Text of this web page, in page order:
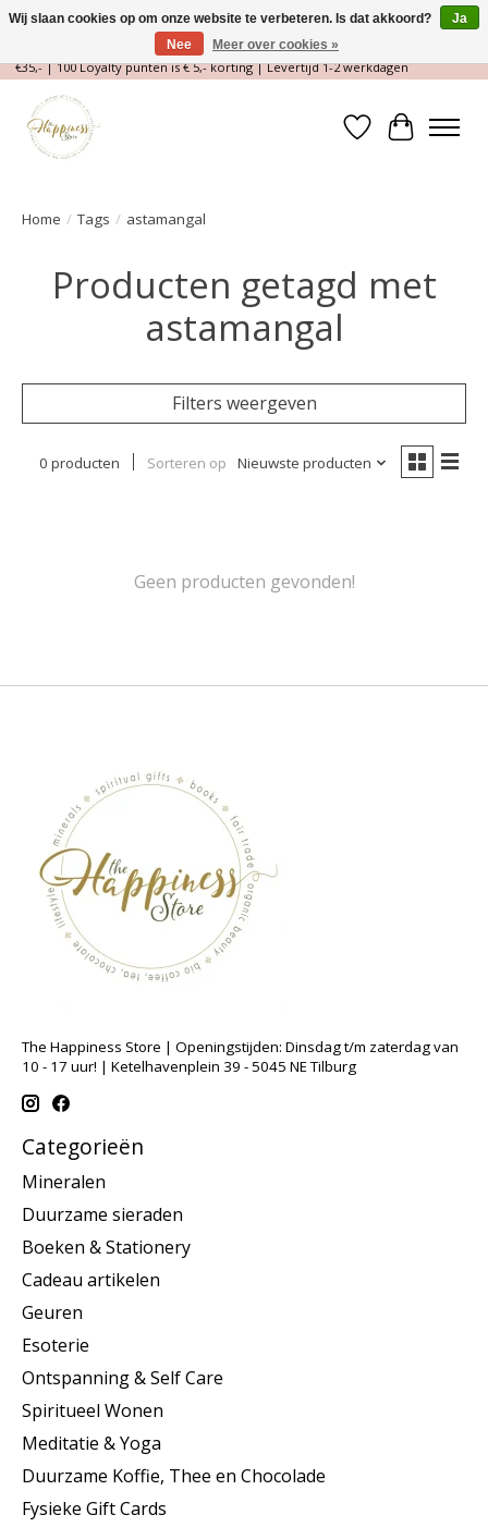
Magische Conceptstore, Edelstenen & Spirituele winkel | Gratis verzending >
€35,- | 100 Loyalty punten is € 5,- korting | Levertijd 1-2 werkdagen
Verlanglijst
Home / Tags / astamangal
Producten getagd met
astamangal
Filters weergeven
0 producten Sorteren op Nieuwste producten
Geen producten gevonden!
The Happiness Store | Openingstijden: Dinsdag t/m zaterdag van
10 - 17 uur! | Ketelhavenplein 39 - 5045 NE Tilburg
Categorieën
Mineralen
Duurzame sieraden
Boeken & Stationery
Cadeau artikelen
Geuren
Esoterie
Ontspanning & Self Care
Spiritueel Wonen
Meditatie & Yoga
Duurzame Koffie, Thee en Chocolade
Fysieke Gift Cards
Wij slaan cookies op om onze website te verbeteren. Is dat akkoord?
Ja
Nee
Meer over cookies »